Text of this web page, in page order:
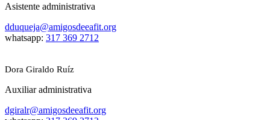
Asistente administrativa
dduqueja@amigosdeeafit.org
whatsapp: 317 369 2712
Dora Giraldo Ruíz
Auxiliar administrativa
dgiralr@amigosdeeafit.org